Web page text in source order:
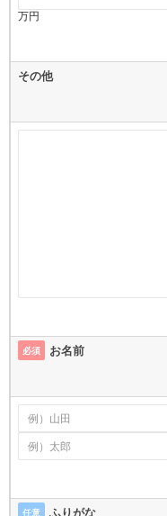
万円
その他
必須 お名前
任意 ふりがな